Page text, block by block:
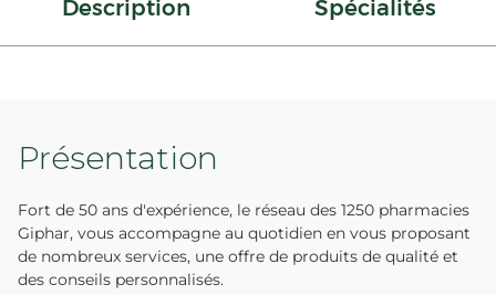
Description Spécialités
Présentation
Fort de 50 ans d'expérience, le réseau des 1250 pharmacies
Giphar, vous accompagne au quotidien en vous proposant
de nombreux services, une offre de produits de qualité et
des conseils personnalisés.